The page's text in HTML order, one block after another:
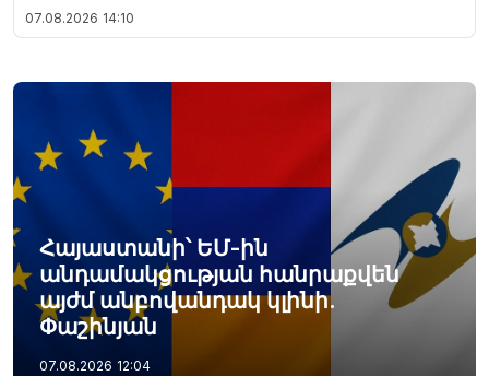
07.08.2026 14:10
Հայաստանի՝ ԵՄ-ին
անդամակցության հանրաքվեն
այժմ անբովանդակ կլինի.
Փաշինյան
07.08.2026 12:04